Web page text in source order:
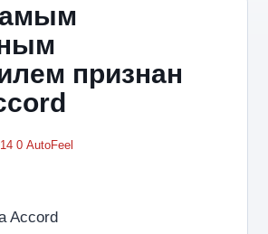
признан
0 AutoFeel